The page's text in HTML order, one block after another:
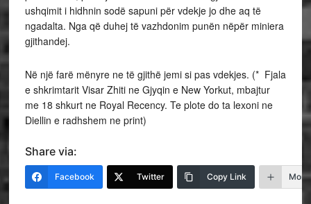
ushqimit i hidhnin sodë sapuni për vdekje jo dhe aq të
ngadalta. Nga që duhej të vazhdonim punën nëpër miniera
gjithandej.
Në një farë mënyre ne të gjithë jemi si pas vdekjes. (* Fjala
e shkrimtarit Visar Zhiti ne Gjyqin e New Yorkut, mbajtur
me 18 shkurt ne Royal Recency. Te plote do ta lexoni ne
Diellin e radhshem ne print)
Share via:
Facebook Twitter Copy Link More